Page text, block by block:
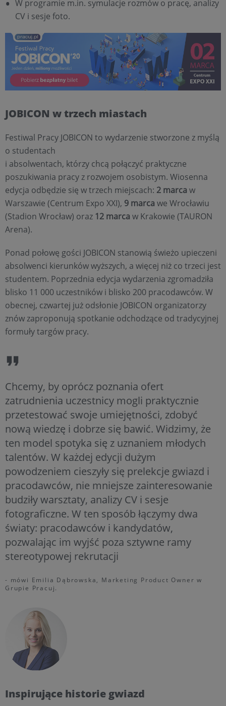
W programie m.in. symulacje rozmów o pracę, analizy
CV i sesje foto.
JOBICON w trzech miastach
Festiwal Pracy JOBICON to wydarzenie stworzone z myślą
o studentach
i absolwentach, którzy chcą połączyć praktyczne
poszukiwania pracy z rozwojem osobistym. Wiosenna
edycja odbędzie się w trzech miejscach: 2 marca w
Warszawie (Centrum Expo XXI), 9 marca we Wrocławiu
(Stadion Wrocław) oraz 12 marca w Krakowie (TAURON
Arena).
Ponad połowę gości JOBICON stanowią świeżo upieczeni
absolwenci kierunków wyższych, a więcej niż co trzeci jest
studentem. Poprzednia edycja wydarzenia zgromadziła
blisko 11 000 uczestników i blisko 200 pracodawców. W
obecnej, czwartej już odsłonie JOBICON organizatorzy
znów zaproponują spotkanie odchodzące od tradycyjnej
formuły targów pracy.
Chcemy, by oprócz poznania ofert
zatrudnienia uczestnicy mogli praktycznie
przetestować swoje umiejętności, zdobyć
nową wiedzę i dobrze się bawić. Widzimy, że
ten model spotyka się z uznaniem młodych
talentów. W każdej edycji dużym
powodzeniem cieszyły się prelekcje gwiazd i
pracodawców, nie mniejsze zainteresowanie
budziły warsztaty, analizy CV i sesje
fotograficzne. W ten sposób łączymy dwa
światy: pracodawców i kandydatów,
pozwalając im wyjść poza sztywne ramy
stereotypowej rekrutacji
- mówi Emilia Dąbrowska, Marketing Product Owner w
Grupie Pracuj.
Inspirujące historie gwiazd